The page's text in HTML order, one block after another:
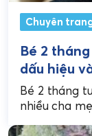
Chuyên
Bé 2
dấu hiệu
Bé 2 tháng
nhiều cha